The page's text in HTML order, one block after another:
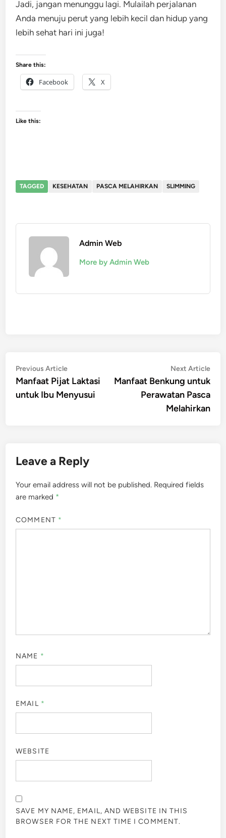
Jadi, jangan menunggu lagi. Mulailah perjalanan
Anda menuju perut yang lebih kecil dan hidup yang
lebih sehat hari ini juga!
Share this:
Facebook X
Like this:
TAGGED KESEHATAN PASCA MELAHIRKAN SLIMMING
Admin Web
More by Admin Web
Post
navigation
Previous ArticlePrevious
article:
Manfaat Pijat Laktasi
untuk Ibu Menyusui
Next Article
Manfaat Benkung untuk
Perawatan Pasca
Melahirkan
Leave a Reply
Your email address will not be published. Required fields
are marked *
COMMENT *
NAME *
EMAIL *
WEBSITE
SAVE MY NAME, EMAIL, AND WEBSITE IN THIS
BROWSER FOR THE NEXT TIME I COMMENT.